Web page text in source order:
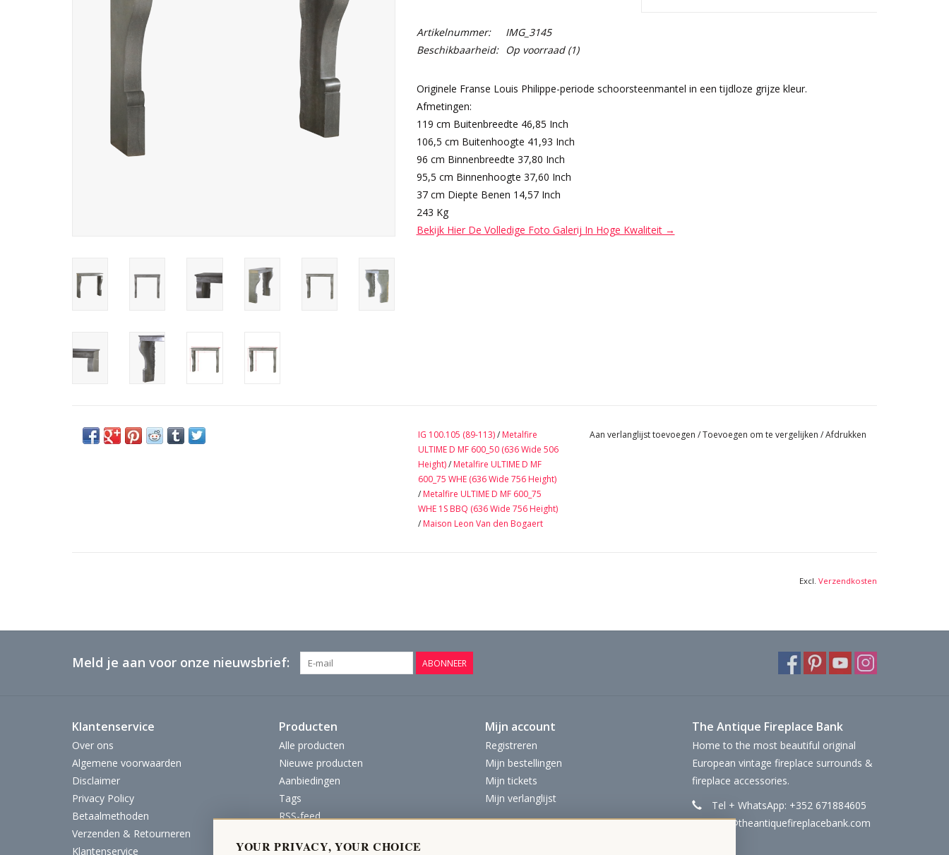
Artikelnummer:
IMG_3145
Beschikbaarheid:
Op voorraad(1)
Originele Franse Louis Philippe-periode schoorsteenmantel in een tijdloze grijze kleur.
Afmetingen:
119 cm Buitenbreedte 46,85 Inch
106,5 cm Buitenhoogte 41,93 Inch
96 cm Binnenbreedte 37,80 Inch
95,5 cm Binnenhoogte 37,60 Inch
37 cm Diepte Benen 14,57 Inch
243 Kg
Bekijk Hier De Volledige Foto Galerij In Hoge Kwaliteit →
IG 100.105 (89-113)/ Metalfire
ULTIME D MF 600_50 (636 Wide 506
Height)/ Metalfire ULTIME D MF
600_75 WHE (636 Wide 756 Height)
/ Metalfire ULTIME D MF 600_75
WHE 1S BBQ (636 Wide 756 Height)
/ Maison Leon Van den Bogaert
Aan verlanglijst toevoegen /Toevoegen om te vergelijken /Afdrukken
Excl. Verzendkosten
Meld je aan voor onze nieuwsbrief: ABONNEER
Klantenservice
Over ons
Algemene voorwaarden
Disclaimer
Privacy Policy
Betaalmethoden
Verzenden & Retourneren
Klantenservice
Producten
Alle producten
Nieuwe producten
Aanbiedingen
Tags
RSS-feed
Mijn account
Registreren
Mijn bestellingen
Mijn tickets
Mijn verlanglijst
The Antique Fireplace Bank
Home to the most beautiful original
European vintage fireplace surrounds &
fireplace accessories.
Tel + WhatsApp: +352 671884605
info@theantiquefireplacebank.com
YOUR PRIVACY, YOUR CHOICE